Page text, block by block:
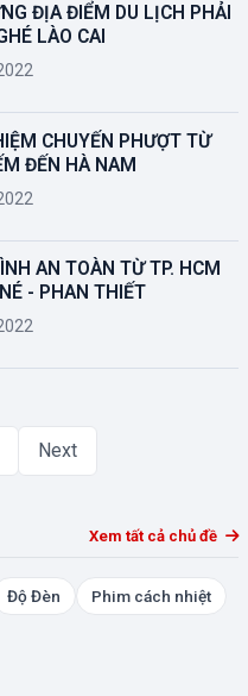
ĐỊA ĐIỂM DU LỊCH PHẢI
LÀO CAI
CHUYẾN PHƯỢT TỪ
ĐẾN HÀ NAM
AN TOÀN TỪ TP. HCM
- PHAN THIẾT
Next
Xem tất cả chủ đề
Độ Đèn
Phim cách nhiệt